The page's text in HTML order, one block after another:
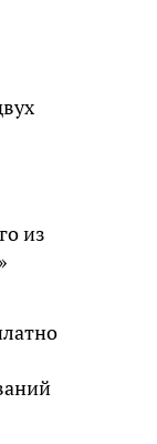
из